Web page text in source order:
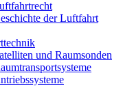
der Luftfahrt
und Raumsonden